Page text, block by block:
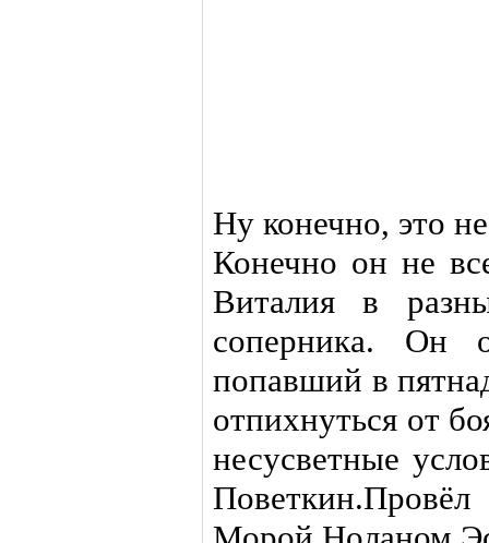
Ну конечно, это
Конечно он не
Виталия в
соперника. Он
попавший в
отпихнуться от
несусветные